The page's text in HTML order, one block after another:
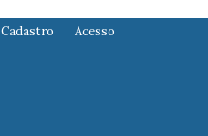
Cadastro Acesso